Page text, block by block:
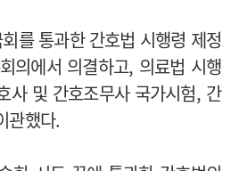
를 통과한 간호법 시행령 제정
의에서 의결하고, 의료법 시행
사 및 간호조무사 국가시험, 간
관했다.